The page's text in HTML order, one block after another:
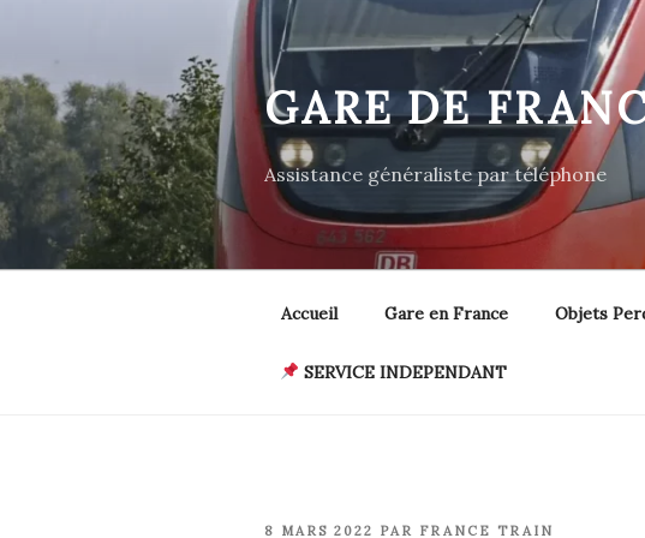
contenu
principal
GARE DE
Assistance généraliste par téléphone
Accueil Gare en France Objets
SERVICE INDEPENDANT
PUBLIÉ
8 MARS 2022 PAR FRANCE TRAIN